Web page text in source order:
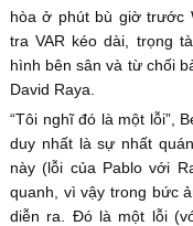
hòa ở phút bù giờ trước
tra VAR kéo dài, trọng
hình bên sân và từ chối
David Raya.
“Tôi nghĩ đó là một lỗi”,
duy nhất là sự nhất
này (lỗi của Pablo với
quanh, vì vậy trong bức
diễn ra. Đó là một lỗi